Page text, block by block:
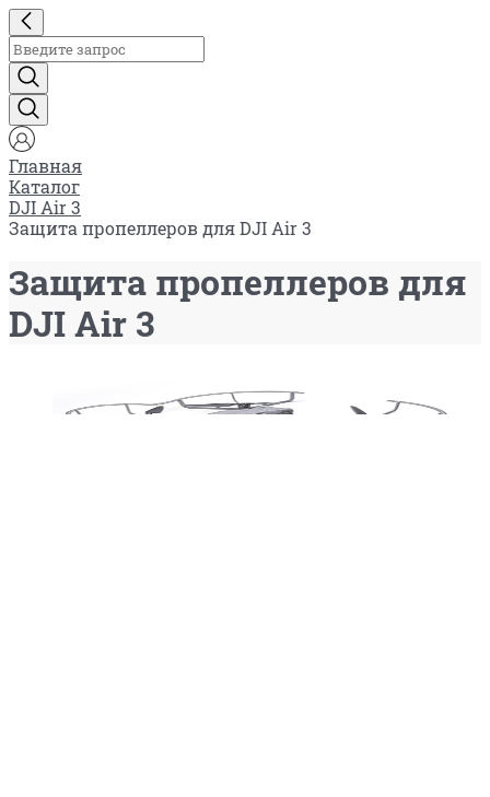
Главная
Каталог
DJI Air 3
Защита пропеллеров для DJI Air 3
Защита пропеллеров для
DJI Air 3